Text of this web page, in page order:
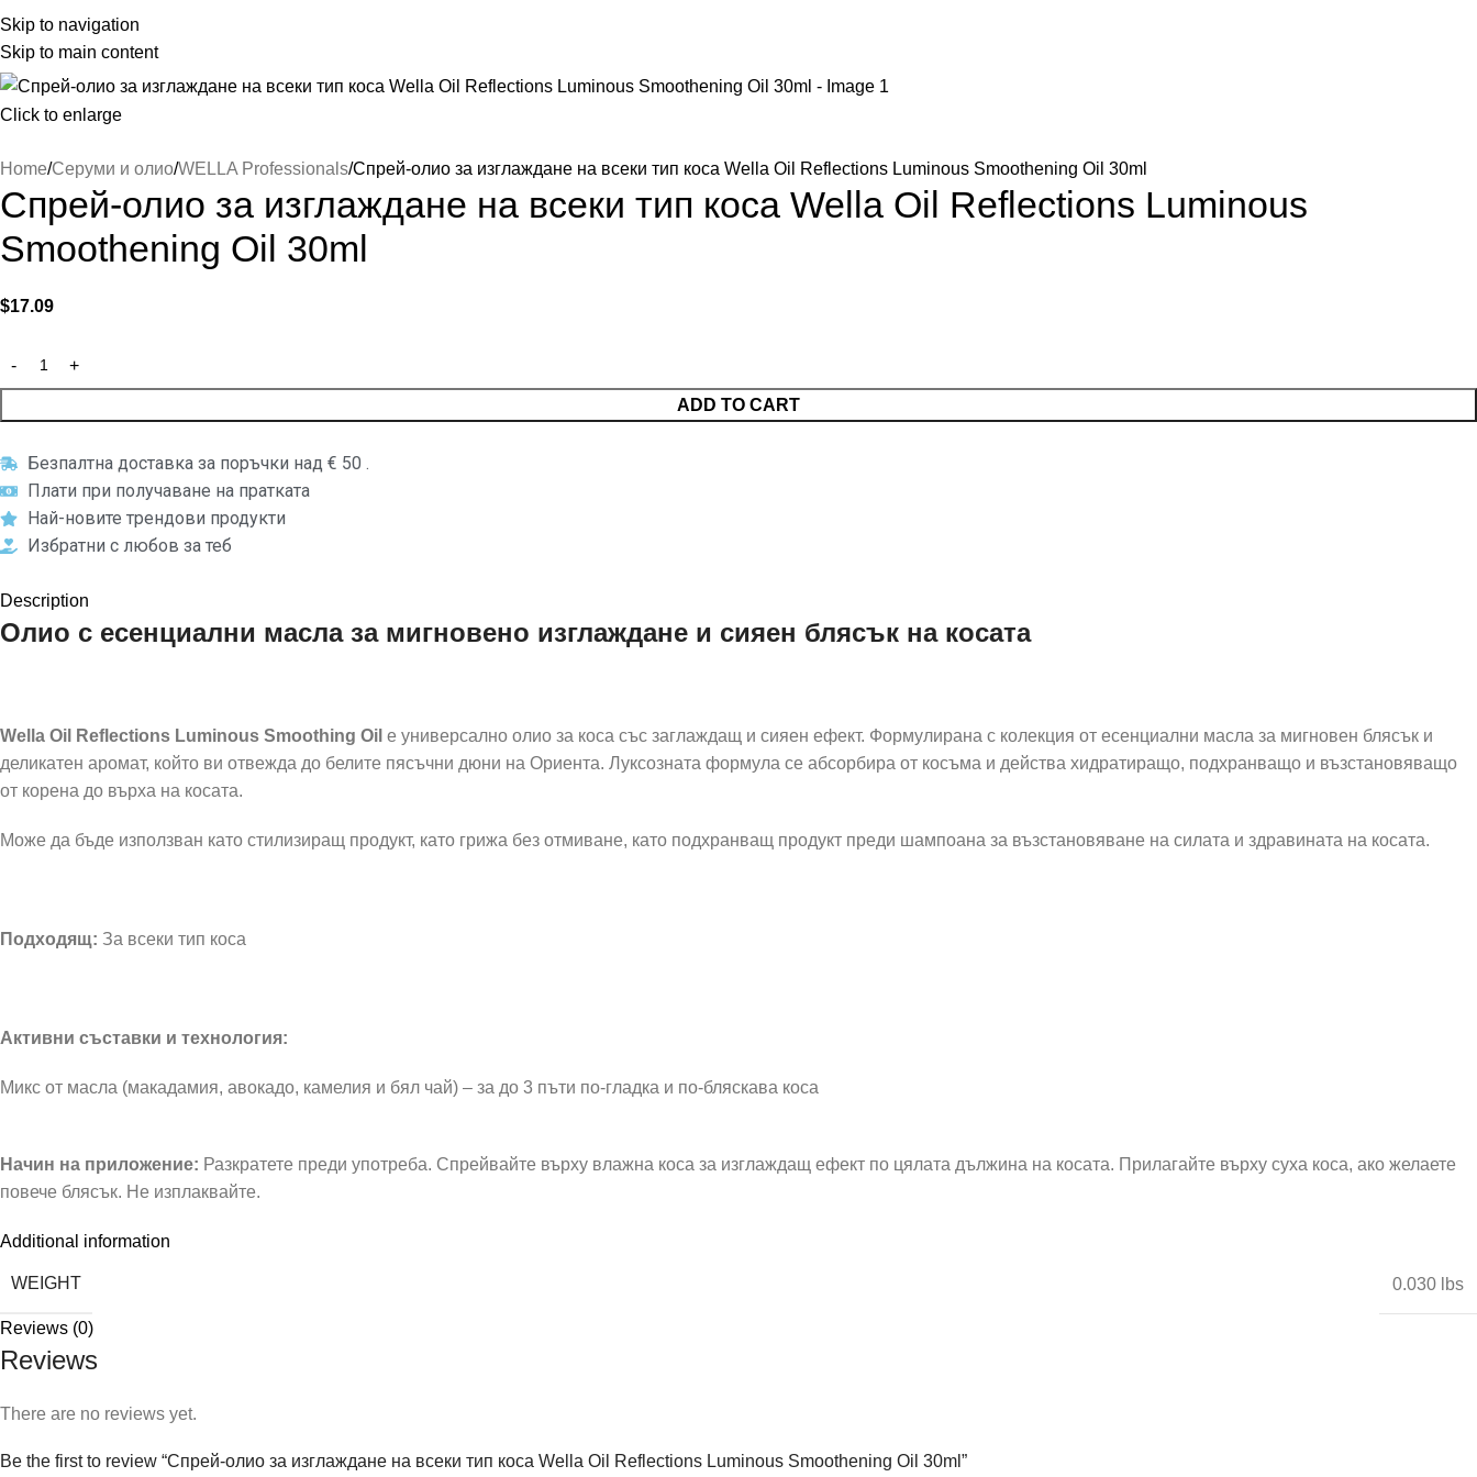
Skip to navigation
Skip to main content
Click to enlarge
Home Серуми и олио WELLA Professionals Спрей-олио за изглаждане на всеки тип коса Wella Oil Reflections Luminous Smoothening Oil 30ml
Спрей-олио за изглаждане на всеки тип коса Wella Oil Reflections Luminous
Smoothening Oil 30ml
$17.09
ADD TO CART
Безпалтна доставка за поръчки над € 50 .
Плати при получаване на пратката
Най-новите трендови продукти
Избратни с любов за теб
Description
Олио с есенциални масла за мигновено изглаждане и сияен блясък на косата
Wella Oil Reflections Luminous Smoothing Oil е универсално олио за коса със заглаждащ и сияен ефект. Формулирана с колекция от есенциални масла за мигновен блясък и
деликатен аромат, който ви отвежда до белите пясъчни дюни на Ориента. Луксозната формула се абсорбира от косъма и действа хидратиращо, подхранващо и възстановяващо
от корена до върха на косата.
Може да бъде използван като стилизиращ продукт, като грижа без отмиване, като подхранващ продукт преди шампоана за възстановяване на силата и здравината на косата.
Подходящ: За всеки тип коса
Активни съставки и технология:
Микс от масла (макадамия, авокадо, камелия и бял чай) – за до 3 пъти по-гладка и по-бляскава коса
Начин на приложение: Разкратете преди употреба. Спрейвайте върху влажна коса за изглаждащ ефект по цялата дължина на косата. Прилагайте върху суха коса, ако желаете
повече блясък. Не изплаквайте.
Additional information
WEIGHT 0.030 lbs
Reviews (0)
Reviews
There are no reviews yet.
Be the first to review “Спрей-олио за изглаждане на всеки тип коса Wella Oil Reflections Luminous Smoothening Oil 30ml”